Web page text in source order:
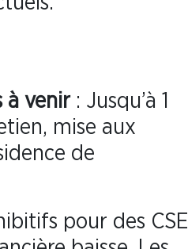
à venir: Jusqu’à 1
mise aux
de
pour des CSE